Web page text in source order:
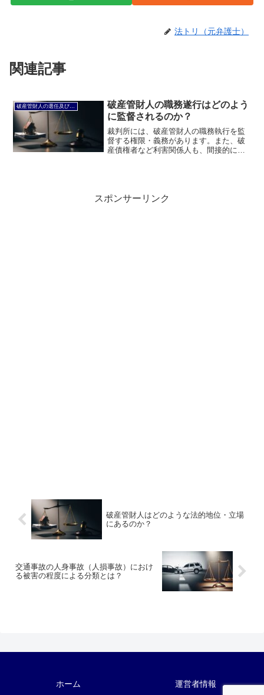
法トリ（元弁護士）
関連記事
破産管財人の選任及び監督
破産管財人の職務遂行はどのよう
に監督されるのか？
裁判所には、破産管財人の職務執行を監
督する権限・義務があります。また、破
産債権者など利害関係人も、間接的に破
スポンサーリンク
破産管財人はどのような法的地位・立場
にあるのか？
交通事故の人身事故（人損事故）におけ
る被害の程度による分類とは？
ホーム 運営者情報